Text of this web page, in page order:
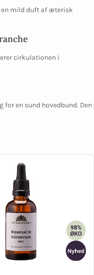
en mild duft af æterisk
cirkulationen i
en sund hovedbund. Den